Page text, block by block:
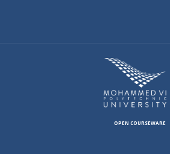
OPEN COURSEWARE